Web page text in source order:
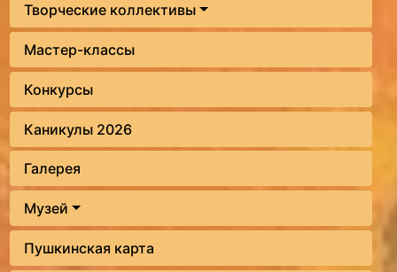
Творческие коллективы
Мастер-классы
Конкурсы
Каникулы 2026
Галерея
Музей
Пушкинская карта